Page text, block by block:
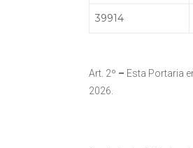
39914
Art. 2º – Esta Portaria
2026.